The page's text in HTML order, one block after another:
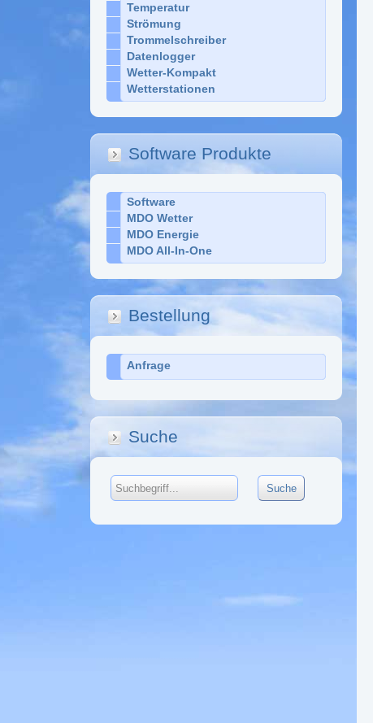
Temperatur
Strömung
Trommelschreiber
Datenlogger
Wetter-Kompakt
Wetterstationen
Software Produkte
Software
MDO Wetter
MDO Energie
MDO All-In-One
Bestellung
Anfrage
Suche